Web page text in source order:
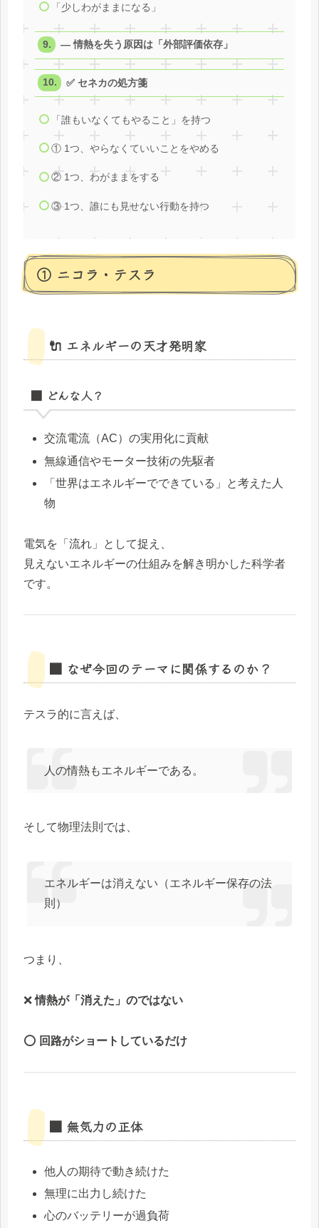
「少しわがままになる」
― 情熱を失う原因は「外部評価依存」
✅ セネカの処方箋
「誰もいなくてもやること」を持つ
① 1つ、やらなくていいことをやめる
② 1つ、わがままをする
③ 1つ、誰にも見せない行動を持つ
① ニコラ・テスラ
🔌 エネルギーの天才発明家
■ どんな人？
交流電流（AC）の実用化に貢献
無線通信やモーター技術の先駆者
「世界はエネルギーでできている」と考えた人
物
電気を「流れ」として捉え、
見えないエネルギーの仕組みを解き明かした科学者
です。
■ なぜ今回のテーマに関係するのか？
テスラ的に言えば、
人の情熱もエネルギーである。
そして物理法則では、
エネルギーは消えない（エネルギー保存の法
則）
つまり、
❌情熱が「消えた」のではない
⭕ 回路がショートしているだけ
■ 無気力の正体
他人の期待で動き続けた
無理に出力し続けた
心のバッテリーが過負荷